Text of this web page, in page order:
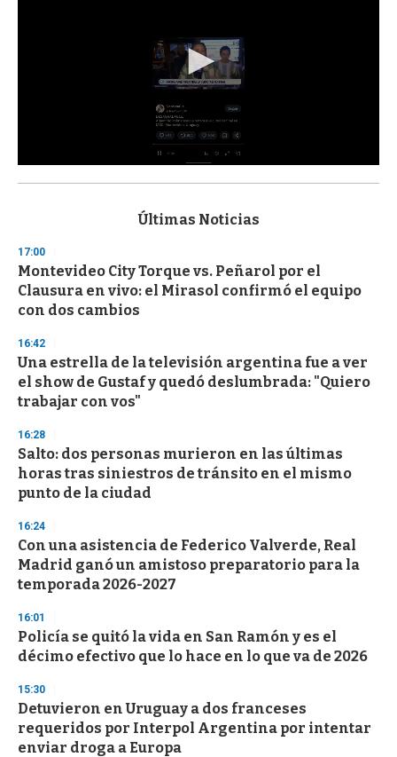
s
d
s
o
f
3
s
e
c
o
n
Últimas Noticias
17:00
Montevideo City Torque vs. Peñarol por el
Clausura en vivo: el Mirasol confirmó el equipo
con dos cambios
16:42
Una estrella de la televisión argentina fue a ver
el show de Gustaf y quedó deslumbrada: "Quiero
trabajar con vos"
16:28
Salto: dos personas murieron en las últimas
horas tras siniestros de tránsito en el mismo
punto de la ciudad
16:24
Con una asistencia de Federico Valverde, Real
Madrid ganó un amistoso preparatorio para la
temporada 2026-2027
16:01
Policía se quitó la vida en San Ramón y es el
décimo efectivo que lo hace en lo que va de 2026
15:30
Detuvieron en Uruguay a dos franceses
requeridos por Interpol Argentina por intentar
enviar droga a Europa